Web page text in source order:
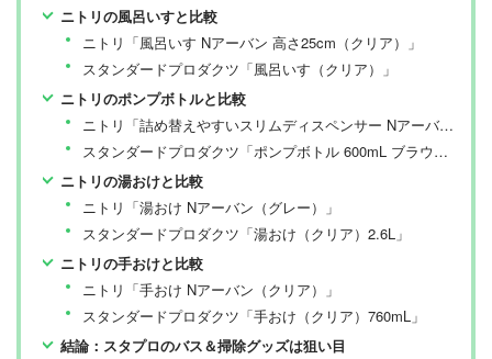
ニトリの風呂いすと比較
ニトリ「風呂いす Nアーバン 高さ25cm（クリア）」
スタンダードプロダクツ「風呂いす（クリア）」
ニトリのポンプボトルと比較
ニトリ「詰め替えやすいスリムディスペンサー Nアーバン 550mL（グレー）」
スタンダードプロダクツ「ポンプボトル 600mL ブラウン」
ニトリの湯おけと比較
ニトリ「湯おけ Nアーバン（グレー）」
スタンダードプロダクツ「湯おけ（クリア）2.6L」
ニトリの手おけと比較
ニトリ「手おけ Nアーバン（クリア）」
スタンダードプロダクツ「手おけ（クリア）760mL」
結論：スタプロのバス＆掃除グッズは狙い目